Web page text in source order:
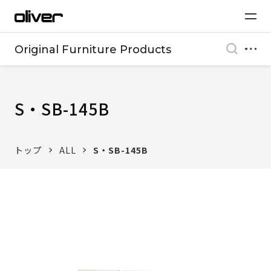
Original Furniture Products
S・SB-145B
トップ ALL S・SB-145B